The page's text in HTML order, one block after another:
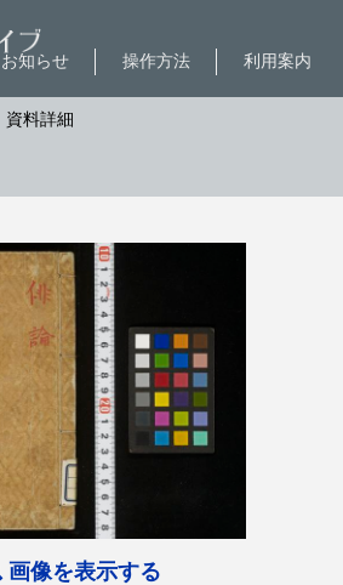
利用案内
操作方法
お知らせ
資料詳細
画像を表示する